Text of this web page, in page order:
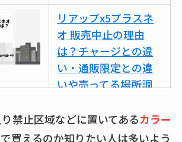
リアップx5プラスネ
オ 販売中止の理由
は？チャージとの違
い・通販限定との違
いや売ってる場所調
ココネシャンプー詰
禁止区域などに置いてあるカラー
買えるのか知りたい人は多いよう